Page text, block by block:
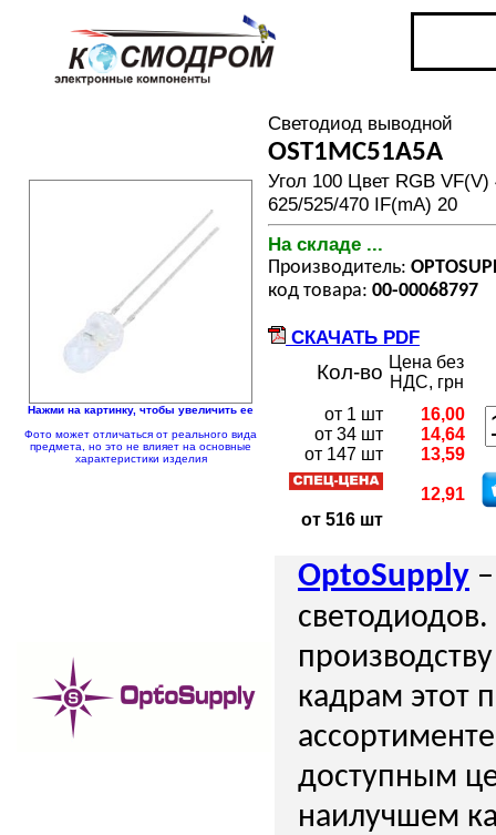
Нажми на картинку, чтобы увеличить ее
Фото может отличаться от реального вида
предмета, но это не влияет на основные
характеристики изделия
Светодиод выводной
OST1MC51A5A
Угол 100 Цвет RGB
625/525/470 IF(mA) 20
На складе ...
Производитель:
код товара: 00-00068797
СКАЧАТЬ PDF
Кол-во Цена без
НДС, грн
от 1 шт
от 34 шт
от 147 шт
от 516 шт
16,00
14,64
13,59
12,91
OptoSupply
кадрам этот
доступным
наилучшем